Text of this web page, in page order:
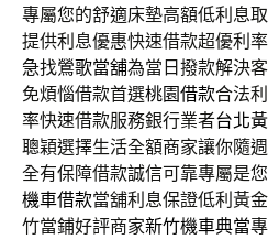
專屬您的舒適床墊高額低利息
提供利息優惠快速借款超優利
急找鶯歌當舖為當日撥款解決
免煩惱借款首選桃園借款合法
率快速借款服務銀行業者台北
聰穎選擇生活全額商家讓你隨
全有保障借款誠信可靠專屬是
機車借款當舖利息保證低利黃
竹當鋪好評商家新竹機車典當